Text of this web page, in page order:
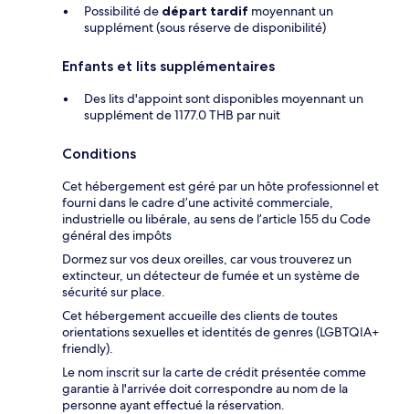
Possibilité de départ tardif moyennant un
supplément (sous réserve de disponibilité)
Enfants et lits supplémentaires
Des lits d'appoint sont disponibles moyennant un
supplément de 1177.0 THB par nuit
Conditions
Cet hébergement est géré par un hôte professionnel et
fourni dans le cadre d’une activité commerciale,
industrielle ou libérale, au sens de l’article 155 du Code
général des impôts
Dormez sur vos deux oreilles, car vous trouverez un
extincteur, un détecteur de fumée et un système de
sécurité sur place.
Cet hébergement accueille des clients de toutes
orientations sexuelles et identités de genres (LGBTQIA+
friendly).
Le nom inscrit sur la carte de crédit présentée comme
garantie à l'arrivée doit correspondre au nom de la
personne ayant effectué la réservation.